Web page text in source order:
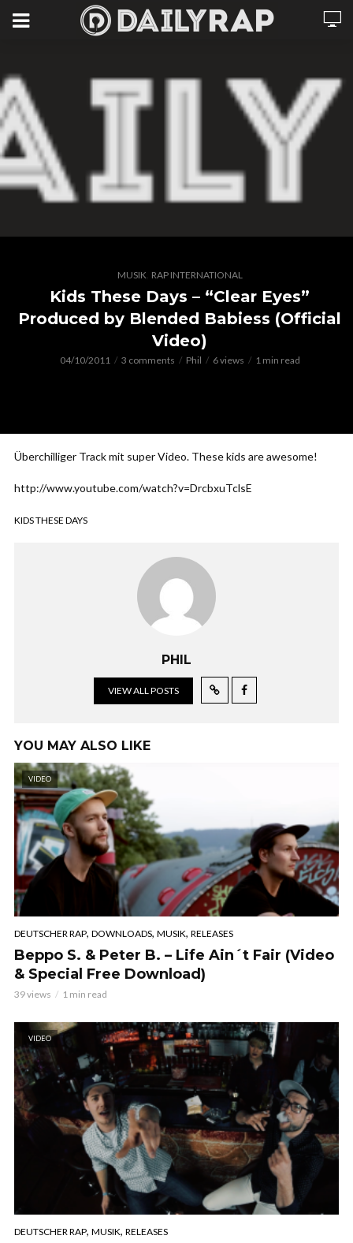
MUSIK RAP INTERNATIONAL
Kids These Days – “Clear Eyes”
Produced by Blended Babiess (Official
Video)
04/10/2011 3 comments Phil 6 views 1 min read
Überchilliger Track mit super Video. These kids are awesome!
http://www.youtube.com/watch?v=DrcbxuTclsE
KIDS THESE DAYS
PHIL
VIEW ALL POSTS
YOU MAY ALSO LIKE
VIDEO
DEUTSCHER RAP, DOWNLOADS, MUSIK, RELEASES
Beppo S. & Peter B. – Life Ain´t Fair (Video
& Special Free Download)
39 views 1 min read
VIDEO
DEUTSCHER RAP, MUSIK, RELEASES